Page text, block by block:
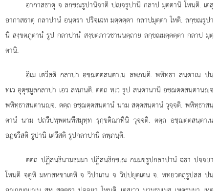
อากาสธาตุ จ ลกฺขณรูปานิจาติ ปฺจรูปานิ กลาป มุตฺตานิ โหนฺติ. เตสุ
อากาสธาตุ กลาปานํ อนฺตรา ปริจฺเฉท มตฺตตฺตา กลาปมุตฺตา โหติ. ลกฺขณรูปา
นิ สงฺขตภูตานํ รูป กลาปานํ สงฺขตภาวชานนตฺถาย ลกฺขณมตฺตตฺตา กลาป มุตฺ
ตานิ.
อิเม เตวีสติ กลาปา อชฺฌตฺตสนฺตาเน ลพฺภนฺติ. พหิทฺธา สนฺตาเน ปน
ทฺเว อุตุชมูลกลาปา เอว ลพฺภนฺติ. ตตฺถ ทฺเว รูป สนฺตานานิ อชฺฌตฺตสนฺตานฺจ
พหิทฺธาสนฺตานฺจ. ตตฺถ อชฺฌตฺตสนฺตานํ นาม สตฺตสนฺตานํ วุจฺจติ. พหิทฺธาสนฺ
ตานํ นาม ปถวีปพฺพตนทีสมุทฺท รุกฺขติณาทีนิ วุจฺจติ. ตตฺถ อชฺฌตฺตสนฺตาเน
อฏฺวีสติ รูปานิ เตวีสติ รูปกลาปานิ ลพฺภนฺติ.
ตตฺถ ปฏิสนฺธินามธมฺมา ปฏิสนฺธิกฺขเณ กมฺมชรูปกลาปานํ ฉธา ปจฺจยา
โหนฺติ จตูหิ มหาสหชาเตหิ จ วิปาเกน จ วิปฺปยุตฺเตน จ. หทยวตฺถุรูปสฺส ปน